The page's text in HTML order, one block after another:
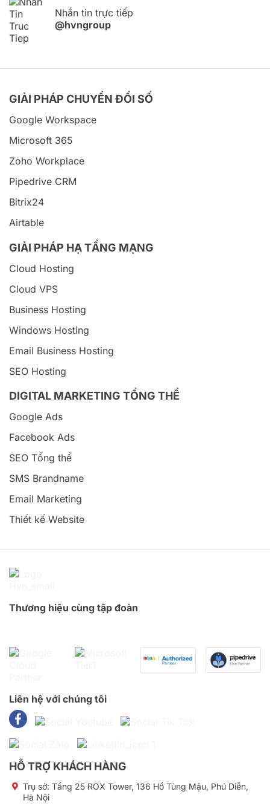
Nhắn tin trực tiếp
@hvngroup
GIẢI PHÁP CHUYỂN ĐỔI SỐ
Google Workspace
Microsoft 365
Zoho Workplace
Pipedrive CRM
Bitrix24
Airtable
GIẢI PHÁP HẠ TẦNG MẠNG
Cloud Hosting
Cloud VPS
Business Hosting
Windows Hosting
Email Business Hosting
SEO Hosting
DIGITAL MARKETING TỔNG THỂ
Google Ads
Facebook Ads
SEO Tổng thể
SMS Brandname
Email Marketing
Thiết kế Website
Thương hiệu cùng tập đoàn
Liên hệ với chúng tôi
HỖ TRỢ KHÁCH HÀNG
Trụ sở: Tầng 25 ROX Tower, 136 Hồ Tùng Mậu, Phú Diễn,
Hà Nội